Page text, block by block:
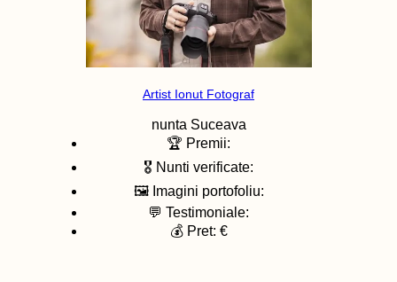
Artist Ionut Fotograf
nunta Suceava
🏆 Premii:
🎖️ Nunti verificate:
🖼️ Imagini portofoliu:
💬 Testimoniale:
💰 Pret: €